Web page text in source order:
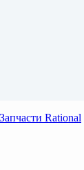
Запчасти Rational